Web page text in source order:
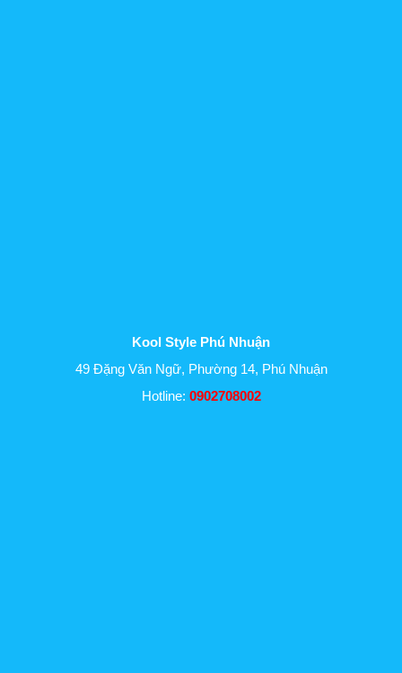
Kool Style Phú Nhuận
49 Đặng Văn Ngữ, Phường 14, Phú Nhuận
Hotline: 0902708002